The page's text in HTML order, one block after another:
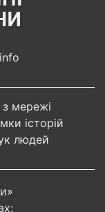
з мережі
історій
людей